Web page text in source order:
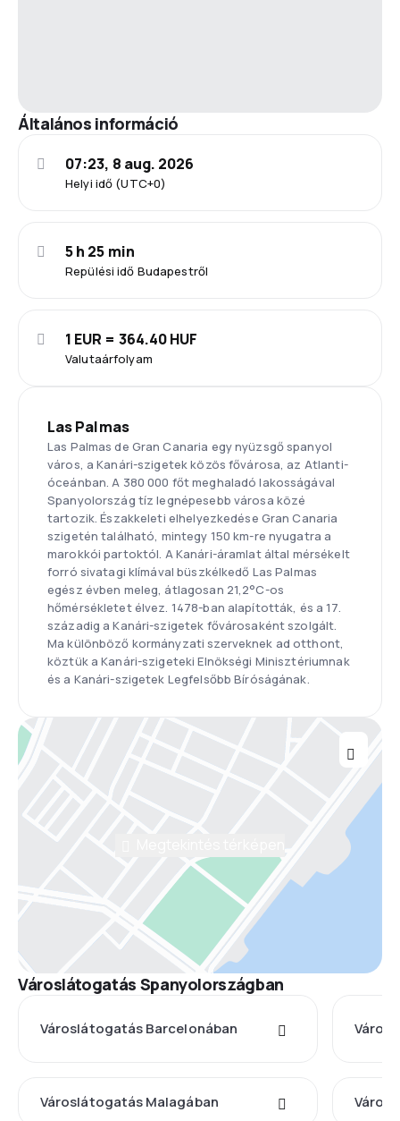
Általános információ
Helyi idő (UTC+0)
07:23, 8 aug. 2026
Repülési idő Budapestről
5 h 25 min
Valutaárfolyam
1 EUR = 364.40 HUF
Las Palmas
Las Palmas de Gran Canaria egy nyüzsgő spanyol
város, a Kanári-szigetek közös fővárosa, az Atlanti-
óceánban. A 380 000 főt meghaladó lakosságával
Spanyolország tíz legnépesebb városa közé
tartozik. Északkeleti elhelyezkedése Gran Canaria
szigetén található, mintegy 150 km-re nyugatra a
marokkói partoktól. A Kanári-áramlat által mérsékelt
forró sivatagi klímával büszkélkedő Las Palmas
egész évben meleg, átlagosan 21,2°C-os
hőmérsékletet élvez. 1478-ban alapították, és a 17.
századig a Kanári-szigetek fővárosaként szolgált.
Ma különböző kormányzati szerveknek ad otthont,
köztük a Kanári-szigeteki Elnökségi Minisztériumnak
és a Kanári-szigetek Legfelsőbb Bíróságának.
Városlátogatás Spanyolországban
Városlátogatás Barcelonában
Városlátogatás Malagában